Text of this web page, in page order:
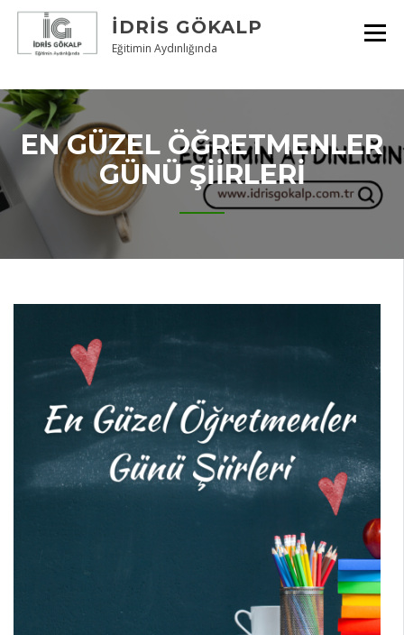
Skip
content
İDRIS GÖKALP
Eğitimin Aydınlığında
EN GÜZEL ÖĞRETMENLER
GÜNÜ ŞİİRLERİ